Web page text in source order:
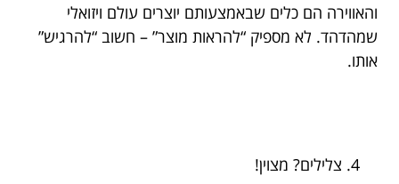
והאווירה הם כלים שבאמצעותם יוצרים עולם ויזואלי
שמהדהד. לא מספיק “להראות מוצר” – חשוב “להרגיש”
אותו.
צלילים? מצוין!